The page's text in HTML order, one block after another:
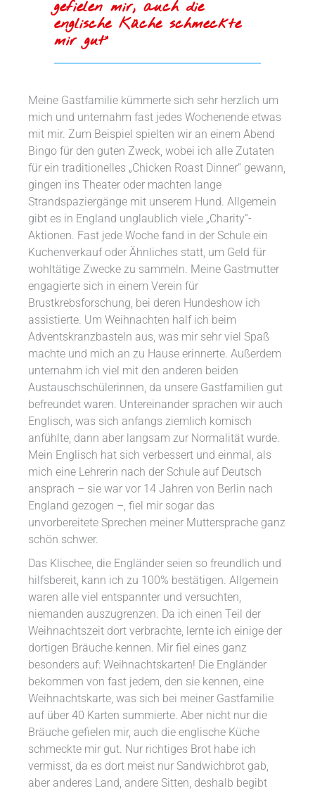
gefielen mir, auch die
englische Küche schmeckte
mir gut“
Meine Gastfamilie kümmerte sich sehr herzlich um
mich und unternahm fast jedes Wochenende etwas
mit mir. Zum Beispiel spielten wir an einem Abend
Bingo für den guten Zweck, wobei ich alle Zutaten
für ein traditionelles „Chicken Roast Dinner“ gewann,
gingen ins Theater oder machten lange
Strandspaziergänge mit unserem Hund. Allgemein
gibt es in England unglaublich viele „Charity“-
Aktionen. Fast jede Woche fand in der Schule ein
Kuchenverkauf oder Ähnliches statt, um Geld für
wohltätige Zwecke zu sammeln. Meine Gastmutter
engagierte sich in einem Verein für
Brustkrebsforschung, bei deren Hundeshow ich
assistierte. Um Weihnachten half ich beim
Adventskranzbasteln aus, was mir sehr viel Spaß
machte und mich an zu Hause erinnerte. Außerdem
unternahm ich viel mit den anderen beiden
Austauschschülerinnen, da unsere Gastfamilien gut
befreundet waren. Untereinander sprachen wir auch
Englisch, was sich anfangs ziemlich komisch
anfühlte, dann aber langsam zur Normalität wurde.
Mein Englisch hat sich verbessert und einmal, als
mich eine Lehrerin nach der Schule auf Deutsch
ansprach – sie war vor 14 Jahren von Berlin nach
England gezogen –, fiel mir sogar das
unvorbereitete Sprechen meiner Muttersprache ganz
schön schwer.
Das Klischee, die Engländer seien so freundlich und
hilfsbereit, kann ich zu 100% bestätigen. Allgemein
waren alle viel entspannter und versuchten,
niemanden auszugrenzen. Da ich einen Teil der
Weihnachtszeit dort verbrachte, lernte ich einige der
dortigen Bräuche kennen. Mir fiel eines ganz
besonders auf: Weihnachtskarten! Die Engländer
bekommen von fast jedem, den sie kennen, eine
Weihnachtskarte, was sich bei meiner Gastfamilie
auf über 40 Karten summierte. Aber nicht nur die
Bräuche gefielen mir, auch die englische Küche
schmeckte mir gut. Nur richtiges Brot habe ich
vermisst, da es dort meist nur Sandwichbrot gab,
aber anderes Land, andere Sitten, deshalb begibt